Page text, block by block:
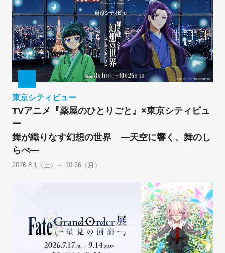
東京シティビュー
TVアニメ『薬屋のひとりごと』×東京シティビュ
ー
舞が織りなす幻想の世界 ―天空に響く、舞のし
らべ―
2026.8.1（土）～ 10.26（月）